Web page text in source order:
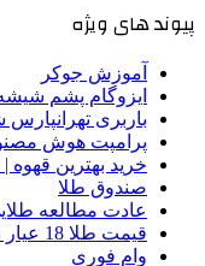
پیوند های ویژه
آموزش جوکر
ایزوگام پشم
باربری
پرامپت هوش
خرید بهترین قهوه
صندوق طلا
عادت مطالعه
قیمت طلا 18 عیار مرداد 1405
وام فوری